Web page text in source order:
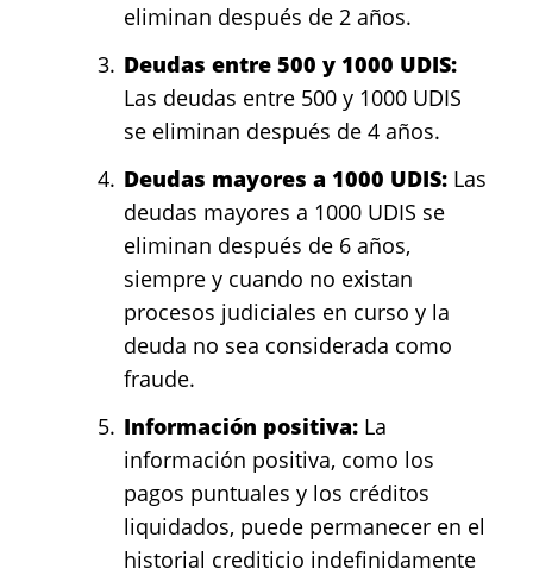
eliminan después de 2 años.
Deudas entre 500 y 1000 UDIS:
Las deudas entre 500 y 1000 UDIS
se eliminan después de 4 años.
Deudas mayores a 1000 UDIS: Las
deudas mayores a 1000 UDIS se
eliminan después de 6 años,
siempre y cuando no existan
procesos judiciales en curso y la
deuda no sea considerada como
fraude.
Información positiva: La
información positiva, como los
pagos puntuales y los créditos
liquidados, puede permanecer en el
historial crediticio indefinidamente